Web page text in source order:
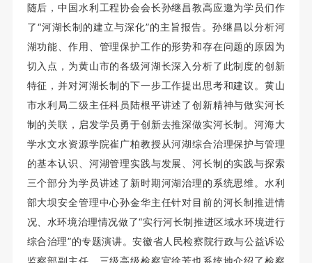
随后，中国水利工程协会会长孙继昌教高应邀为学员们作
了“河湖长制的建立与深化”的主旨报告。孙继昌以分析河
湖功能、作用、管理保护工作的形势和存在问题的原因为
切入点，为黄山市的各级河湖长深入分析了此制度的创新
特征，并对河湖长制的下一步工作提出思考和建议 。 黄山
市水利局二级主任科员陆根平讲述了创新精神与做实河长
制的关联，启发学员勇于创新去推深做实河长制。河海大
学水文水资源学院崔广柏教授从河湖综合治理保护与管理
的基本认识、河湖管理实践与发展、河长制的实践与探索
三个部分为学员讲述了新时期河湖治理的系统思维。水利
部大坝安全管理中心孙金华主任针对目前的河长制推进情
况、水环境治理情况做了“实行河长制推进区域水环境进行
综合治理”的专题演讲。安徽省人民检察院行政与公益诉讼
监察部副主任、三级高级检察官徐芳也系统地介绍了检察